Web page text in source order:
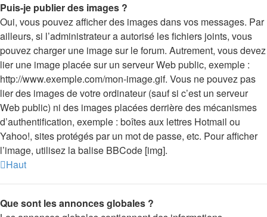
Puis-je publier des images ?
Oui, vous pouvez afficher des images dans vos messages. Par
ailleurs, si l’administrateur a autorisé les fichiers joints, vous
pouvez charger une image sur le forum. Autrement, vous devez
lier une image placée sur un serveur Web public, exemple :
http://www.exemple.com/mon-image.gif. Vous ne pouvez pas
lier des images de votre ordinateur (sauf si c’est un serveur
Web public) ni des images placées derrière des mécanismes
d’authentification, exemple : boîtes aux lettres Hotmail ou
Yahoo!, sites protégés par un mot de passe, etc. Pour afficher
l’image, utilisez la balise BBCode [img].
Haut
Que sont les annonces globales ?